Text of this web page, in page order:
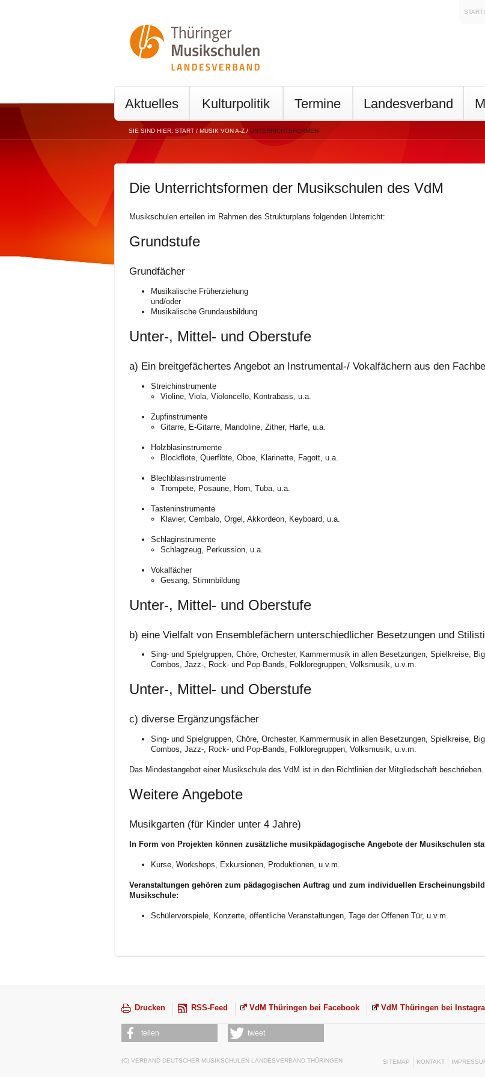
Aktuelles Kulturpolitik Termine Landesverband
SIE SIND HIER: START / MUSIK VON A-Z / UNTERRICHTSFORMEN
Die Unterrichtsformen der Musikschulen des VdM
Musikschulen erteilen im Rahmen des Strukturplans folgenden Unterricht:
Grundstufe
Grundfächer
Musikalische Früherziehung
und/oder
Musikalische Grundausbildung
Unter-, Mittel- und Oberstufe
a) Ein breitgefächertes Angebot an Instrumental-/ Vokalfächern aus den
Streichinstrumente
Violine, Viola, Violoncello, Kontrabass, u.a.
Zupfinstrumente
Gitarre, E-Gitarre, Mandoline, Zither, Harfe, u.a.
Holzblasinstrumente
Blockflöte, Querflöte, Oboe, Klarinette, Fagott, u.a.
Blechblasinstrumente
Trompete, Posaune, Horn, Tuba, u.a.
Tasteninstrumente
Klavier, Cembalo, Orgel, Akkordeon, Keyboard, u.a.
Schlaginstrumente
Schlagzeug, Perkussion, u.a.
Vokalfächer
Gesang, Stimmbildung
Unter-, Mittel- und Oberstufe
b) eine Vielfalt von Ensemblefächern unterschiedlicher Besetzungen und
Sing- und Spielgruppen, Chöre, Orchester, Kammermusik in allen Besetzungen, Spielkreise,
Combos, Jazz-, Rock- und Pop-Bands, Folkloregruppen, Volksmusik, u.v.m.
Unter-, Mittel- und Oberstufe
c) diverse Ergänzungsfächer
Sing- und Spielgruppen, Chöre, Orchester, Kammermusik in allen Besetzungen, Spielkreise,
Combos, Jazz-, Rock- und Pop-Bands, Folkloregruppen, Volksmusik, u.v.m.
Das Mindestangebot einer Musikschule des VdM ist in den Richtlinien der Mitgliedschaft beschrieben.
Weitere Angebote
Musikgarten (für Kinder unter 4 Jahre)
In Form von Projekten können zusätzliche musikpädagogische Angebote der Musikschulen
Kurse, Workshops, Exkursionen, Produktionen, u.v.m.
Veranstaltungen gehören zum pädagogischen Auftrag und zum individuellen
Musikschule:
Schülervorspiele, Konzerte, öffentliche Veranstaltungen, Tage der Offenen Tür, u.v.m.
Drucken RSS-Feed VdM Thüringen bei Facebook VdM Thüringen bei
teilen tweet
(C) VERBAND DEUTSCHER MUSIKSCHULEN LANDESVERBAND THÜRINGEN SITEMAP KONTAKT